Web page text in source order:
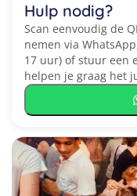
Hulp nodig?
Scan eenvoudig de
nemen via
17 uur) of stuur een
helpen je graag het